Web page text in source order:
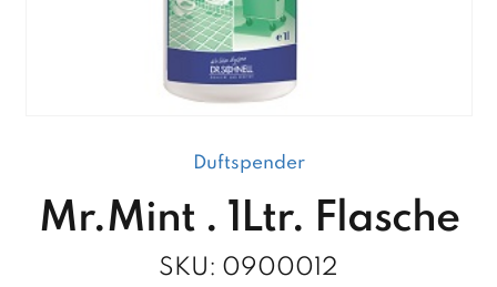
Duftspender
Mr.Mint . 1Ltr. Flasche
SKU: 0900012